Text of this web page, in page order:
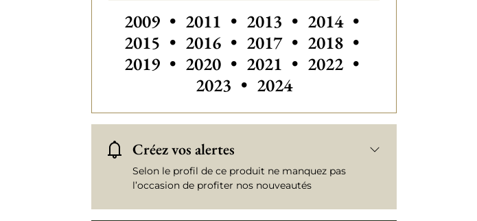
Autres millésimes de Louis Jadot
2009 • Autres millésimes de Louis Jadot
2011 • 2013 • 2014 •
2015 • 2016 • 2017 • 2018 •
2019 • 2020 • 2021 • 2022 •
2023 • 2024
Créez vos alertes
Selon le profil de ce produit ne manquez pas
l’occasion de profiter nos nouveautés